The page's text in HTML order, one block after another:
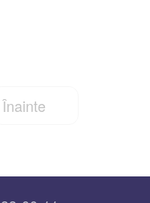
Înainte